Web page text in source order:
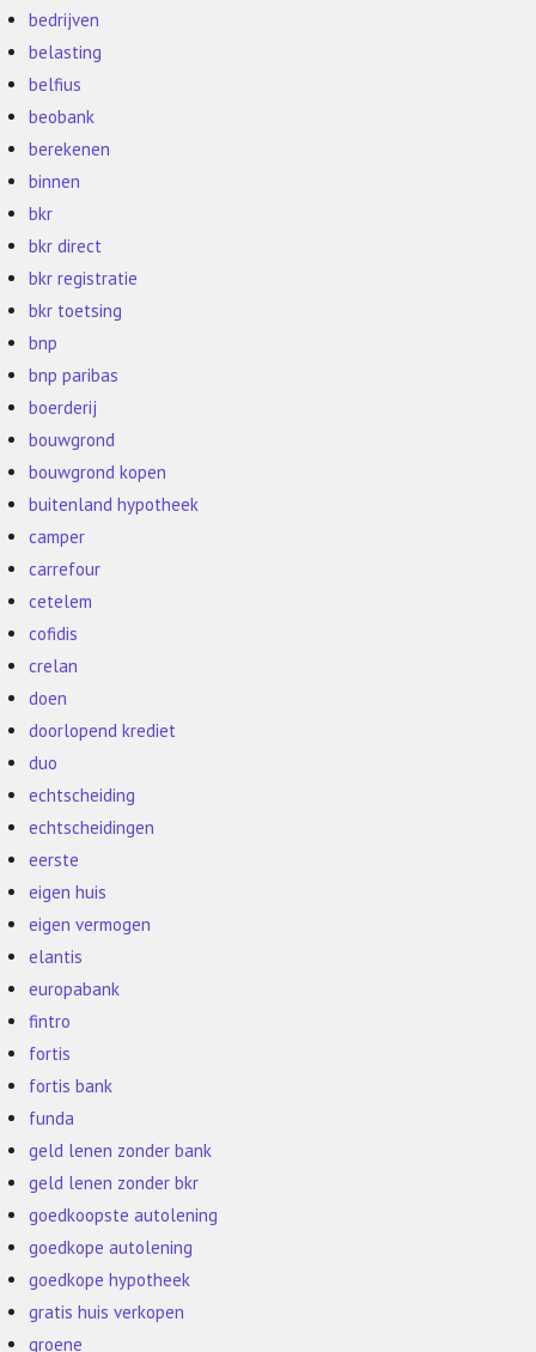
bedrijven
belasting
belfius
beobank
berekenen
binnen
bkr
bkr direct
bkr registratie
bkr toetsing
bnp
bnp paribas
boerderij
bouwgrond
bouwgrond kopen
buitenland hypotheek
camper
carrefour
cetelem
cofidis
crelan
doen
doorlopend krediet
duo
echtscheiding
echtscheidingen
eerste
eigen huis
eigen vermogen
elantis
europabank
fintro
fortis
fortis bank
funda
geld lenen zonder bank
geld lenen zonder bkr
goedkoopste autolening
goedkope autolening
goedkope hypotheek
gratis huis verkopen
groene